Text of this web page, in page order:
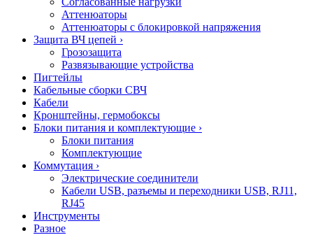
Аттенюаторы
Аттенюаторы с блокировкой напряжения
Защита ВЧ цепей ›
Грозозащита
Развязывающие устройства
Пигтейлы
Кабельные сборки СВЧ
Кабели
Кронштейны, гермобоксы
Блоки питания и комплектующие ›
Блоки питания
Комплектующие
Коммутация ›
Электрические соединители
Кабели USB, разъемы и переходники USB, RJ11,
RJ45
Инструменты
Разное